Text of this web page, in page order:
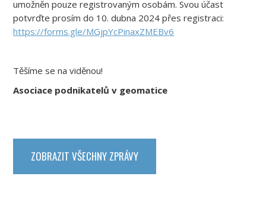
umožněn pouze registrovaným osobám. Svou účast
potvrďte prosím do 10. dubna 2024 přes registraci:
https://forms.gle/MGjpYcPinaxZMEBv6
Těšíme se na viděnou!
Asociace podnikatelů v geomatice
ZOBRAZIT VŠECHNY ZPRÁVY